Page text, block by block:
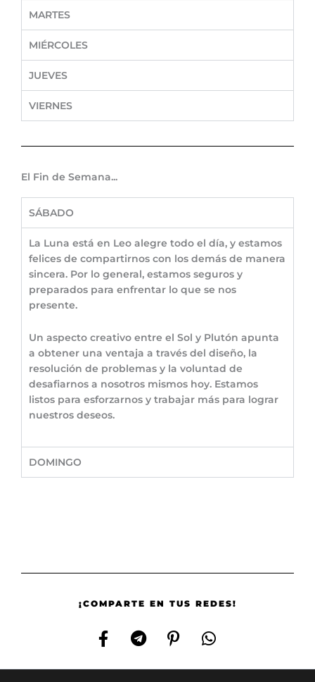
MARTES
MIÉRCOLES
JUEVES
VIERNES
El Fin de Semana...
SÁBADO
La Luna está en Leo alegre todo el día, y estamos
felices de compartirnos con los demás de manera
sincera. Por lo general, estamos seguros y
preparados para enfrentar lo que se nos
presente.
Un aspecto creativo entre el Sol y Plutón apunta
a obtener una ventaja a través del diseño, la
resolución de problemas y la voluntad de
desafiarnos a nosotros mismos hoy. Estamos
listos para esforzarnos y trabajar más para lograr
nuestros deseos.
DOMINGO
¡COMPARTE EN TUS REDES!